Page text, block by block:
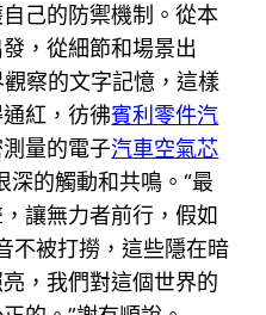
己的防禦機制。從本
，從細節和場景出
察的文字記憶，這樣
紅，彷彿賓利零件汽
量的電子汽車空氣芯
深的觸動和共鳴。“最
讓無力者前行，假如
不被打撈，這些隱在暗
，我們對這個世界的